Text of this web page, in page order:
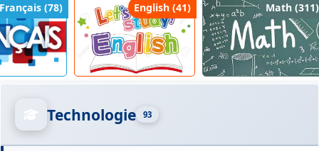
(78) English (41) Math (311)
Technologie 93